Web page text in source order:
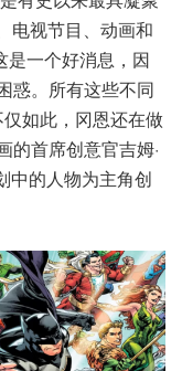
电视节目、动画和
是一个好消息，因
惑。所有这些不同
如此，冈恩还在做
的首席创意官吉姆·
中的人物为主角创